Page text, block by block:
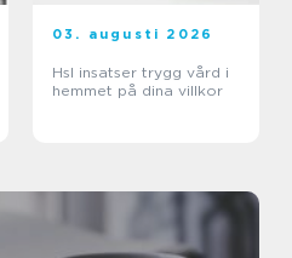
03. augusti 2026
Hsl insatser trygg vård i
hemmet på dina villkor